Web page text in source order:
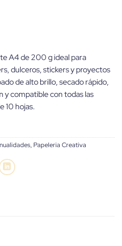
A4 de 200 g ideal para
dulceros, stickers y proyectos
de alto brillo, secado rápido,
y compatible con todas las
10 hojas.
, Papeleria Creativa